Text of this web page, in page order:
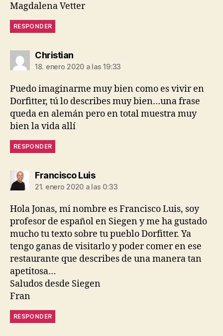
Magdalena Vetter
RESPONDER
Christiandice:
18. enero 2020 a las 19:33
Puedo imaginarme muy bien como es vivir en
Dorfitter, tú lo describes muy bien…una frase
queda en alemán pero en total muestra muy
bien la vida allí
RESPONDER
Francisco Luisdice:
21. enero 2020 a las 0:33
Hola Jonas, mi nombre es Francisco Luis, soy
profesor de español en Siegen y me ha gustado
mucho tu texto sobre tu pueblo Dorfitter. Ya
tengo ganas de visitarlo y poder comer en ese
restaurante que describes de una manera tan
apetitosa…
Saludos desde Siegen
Fran
RESPONDER